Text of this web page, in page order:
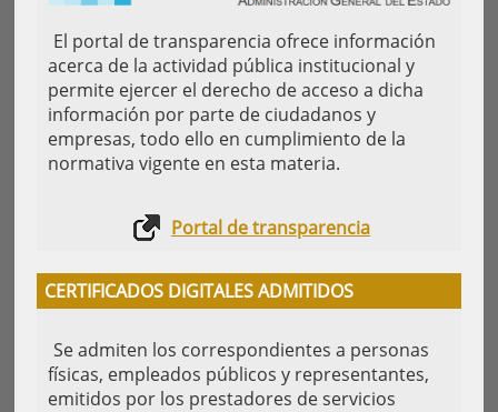
El portal de transparencia ofrece información
acerca de la actividad pública institucional y
permite ejercer el derecho de acceso a dicha
información por parte de ciudadanos y
empresas, todo ello en cumplimiento de la
normativa vigente en esta materia.
Portal de transparencia
CERTIFICADOS DIGITALES ADMITIDOS
Se admiten los correspondientes a personas
físicas, empleados públicos y representantes,
emitidos por los prestadores de servicios